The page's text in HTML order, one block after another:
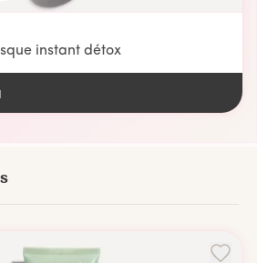
instant détox